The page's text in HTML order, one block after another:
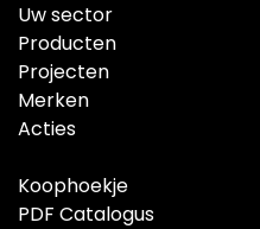
Uw sector
Producten
Projecten
Merken
Acties
Koophoekje
PDF Catalogus